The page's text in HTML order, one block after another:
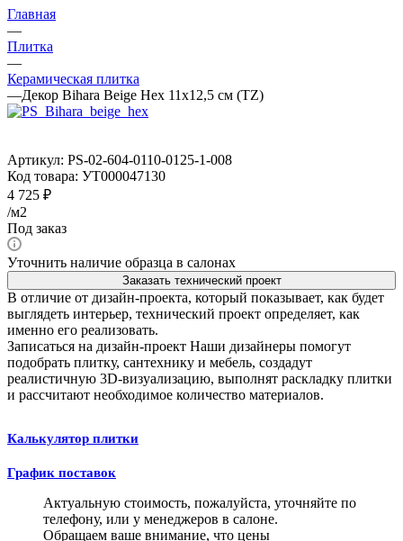
Главная
—
Плитка
—
Керамическая плитка
—Декор Bihara Beige Hex 11x12,5 см (TZ)
Артикул: PS-02-604-0110-0125-1-008
Код товара: УТ000047130
4 725 ₽
/м2
Под заказ
Уточнить наличие образца в салонах
Заказать технический проект
В отличие от дизайн-проекта, который показывает, как будет
выглядеть интерьер, технический проект определяет, как
именно его реализовать.
Записаться на дизайн-проект Наши дизайнеры помогут
подобрать плитку, сантехнику и мебель, создадут
реалистичную 3D-визуализацию, выполнят раскладку плитки
и рассчитают необходимое количество материалов.
Калькулятор плитки
График поставок
Актуальную стоимость, пожалуйста, уточняйте по
телефону, или у менеджеров в салоне.
Обращаем ваше внимание, что цены